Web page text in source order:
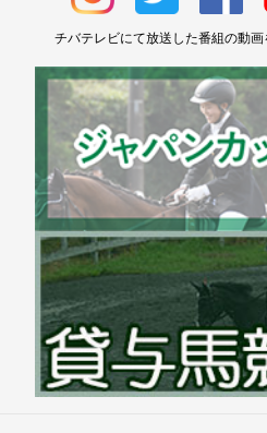
チバテレビにて放送した番組の動画